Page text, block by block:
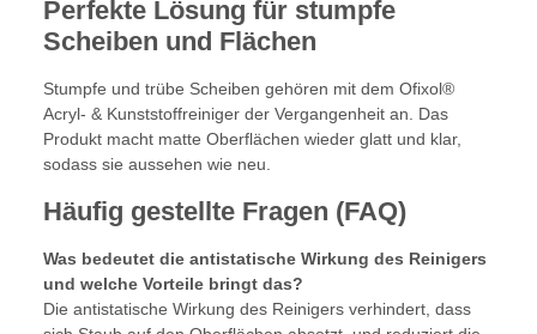
Perfekte Lösung für stumpfe
Scheiben und Flächen
Stumpfe und trübe Scheiben gehören mit dem Ofixol®
Acryl- & Kunststoffreiniger der Vergangenheit an. Das
Produkt macht matte Oberflächen wieder glatt und klar,
sodass sie aussehen wie neu.
Häufig gestellte Fragen (FAQ)
Was bedeutet die antistatische Wirkung des Reinigers
und welche Vorteile bringt das?
Die antistatische Wirkung des Reinigers verhindert, dass